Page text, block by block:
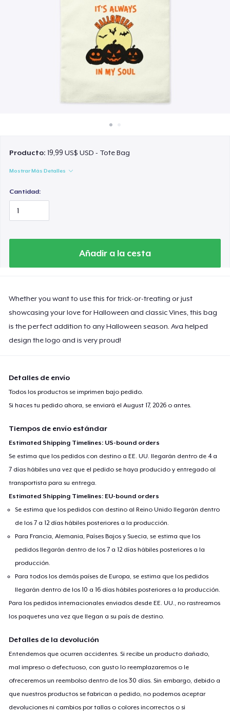
Venda en todas partes
Venda lo que sea
Producto:19,99 US$ USD - Tote Bag
Mostrar Más Detalles
Cantidad:
Añadir a la cesta
Whether you want to use this for trick-or-treating or just
showcasing your love for Halloween and classic Vines, this bag
is the perfect addition to any Halloween season. Ava helped
design the logo and is very proud!
Detalles de envío
Todos los productos se imprimen bajo pedido.
Si haces tu pedido ahora, se enviará elAugust 17, 2026 o antes.
Tiempos de envío estándar
Estimated Shipping Timelines: US-bound orders
Se estima que los pedidos con destino a EE. UU. llegarán dentro de 4 a
7 días hábiles una vez que el pedido se haya producido y entregado al
transportista para su entrega.
Estimated Shipping Timelines: EU-bound orders
Se estima que los pedidos con destino al Reino Unido llegarán dentro
de los 7 a 12 días hábiles posteriores a la producción.
Para Francia, Alemania, Países Bajos y Suecia, se estima que los
pedidos llegarán dentro de los 7 a 12 días hábiles posteriores a la
producción.
Para todos los demás países de Europa, se estima que los pedidos
llegarán dentro de los 10 a 16 días hábiles posteriores a la producción.
Para los pedidos internacionales enviados desde EE. UU., no rastreamos
los paquetes una vez que llegan a su país de destino.
Detalles de la devolución
Entendemos que ocurren accidentes. Si recibe un producto dañado,
mal impreso o defectuoso, con gusto lo reemplazaremos o le
ofreceremos un reembolso dentro de los 30 días. Sin embargo, debido a
que nuestros productos se fabrican a pedido, no podemos aceptar
devoluciones ni cambios por tallas o colores incorrectos o si